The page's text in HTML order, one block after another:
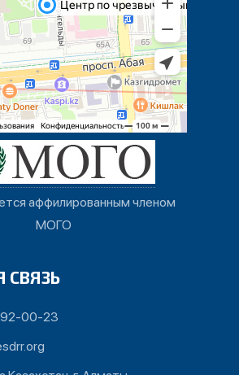
аффилированным членом
МОГО
СВЯЗЬ
00-23